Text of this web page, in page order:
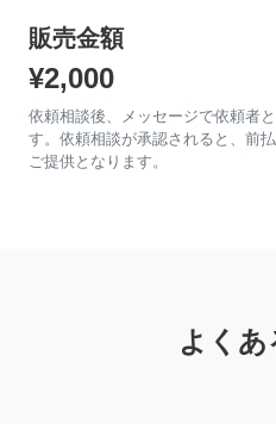
販売金額
¥2,000
依頼相談後、メッセージで依頼者
す。依頼相談が承認されると、前
ご提供となります。
よくあ